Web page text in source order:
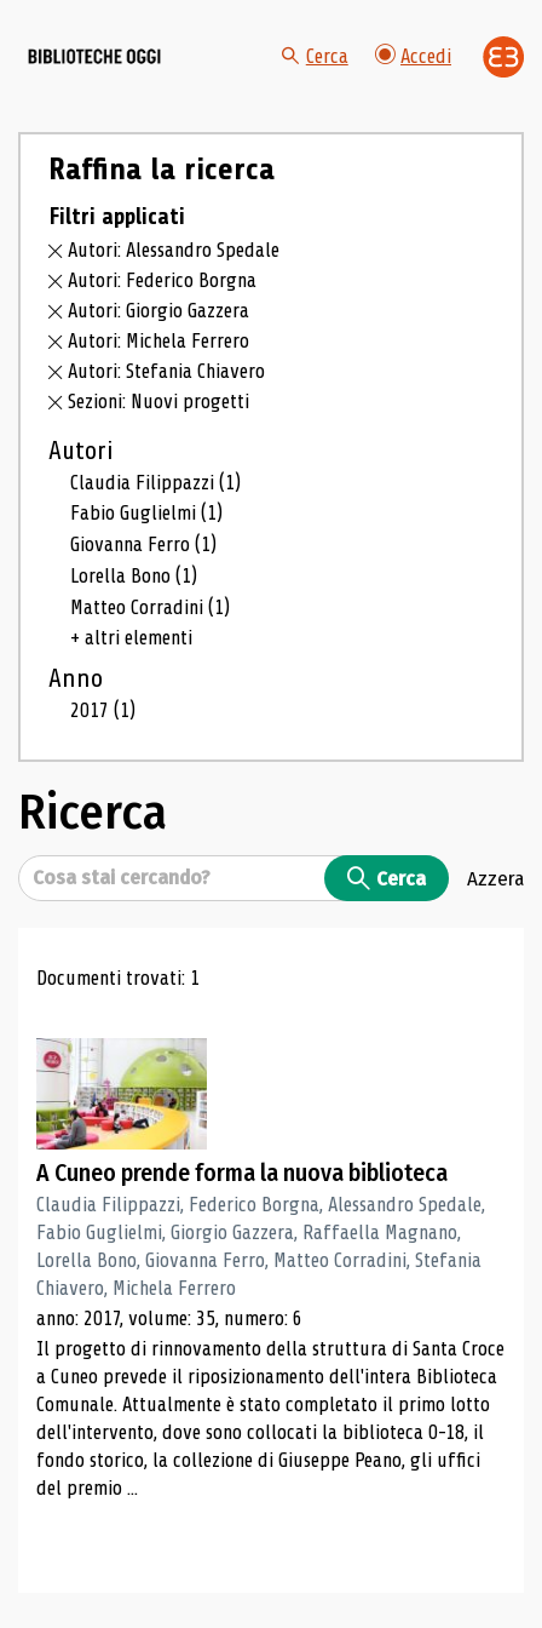
Cerca Accedi
Raffina la ricerca
Filtri applicati
Autori: Alessandro Spedale
Autori: Federico Borgna
Autori: Giorgio Gazzera
Autori: Michela Ferrero
Autori: Stefania Chiavero
Sezioni: Nuovi progetti
Autori
Claudia Filippazzi(1)
Fabio Guglielmi(1)
Giovanna Ferro(1)
Lorella Bono(1)
Matteo Corradini(1)
+ altri elementi
Anno
2017(1)
Ricerca
Cerca Cerca Azzera
Risultati di ricerca
Documenti trovati: 1
A Cuneo prende forma la nuova biblioteca
Claudia Filippazzi, Federico Borgna, Alessandro Spedale,
Fabio Guglielmi, Giorgio Gazzera, Raffaella Magnano,
Lorella Bono, Giovanna Ferro, Matteo Corradini, Stefania
Chiavero, Michela Ferrero
anno: 2017, volume: 35, numero: 6
Il progetto di rinnovamento della struttura di Santa Croce
a Cuneo prevede il riposizionamento dell'intera Biblioteca
Comunale. Attualmente è stato completato il primo lotto
dell'intervento, dove sono collocati la biblioteca 0-18, il
fondo storico, la collezione di Giuseppe Peano, gli uffici
del premio ...